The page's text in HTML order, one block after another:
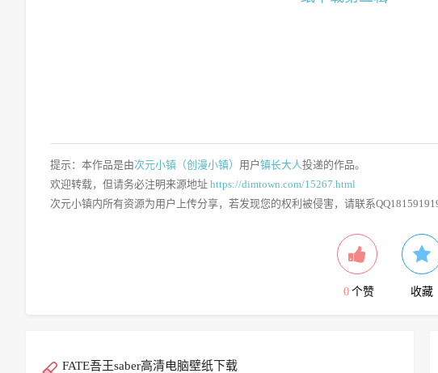
提示：本作品是由次元小镇（创漫小镇） 用户镇长大人投递的作品。
欢迎转载，但请务必注明来源地址 https://dimtown.com/15267.html
次元小镇内所有资源为用户上传分享，若发现您的权利被侵害，请联系
0 个赞 收藏
FATE吾王saber高清电脑壁纸下载